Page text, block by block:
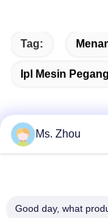
Tag:
Ipl Mesin
No.58 Dazhuang
Ms. Zhou
Good day, what